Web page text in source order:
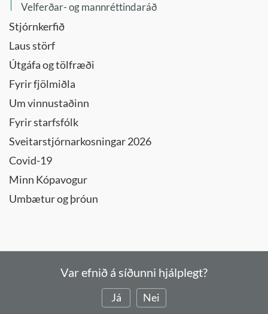
Velferðar- og mannréttindaráð
Stjórnkerfið
Laus störf
Útgáfa og tölfræði
Fyrir fjölmiðla
Um vinnustaðinn
Fyrir starfsfólk
Sveitarstjórnarkosningar 2026
Covid-19
Minn Kópavogur
Umbætur og þróun
Var efnið á síðunni hjálplegt?
Já Nei